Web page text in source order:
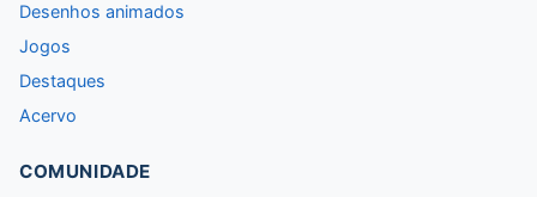
Desenhos animados
Jogos
Destaques
Acervo
COMUNIDADE